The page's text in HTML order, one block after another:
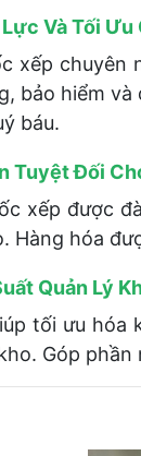
Và Tối Ưu
xếp chuyên
bảo hiểm
báu.
Tuyệt Đối
xếp được
Hàng hóa
Quản Lý
tối ưu hóa
Góp